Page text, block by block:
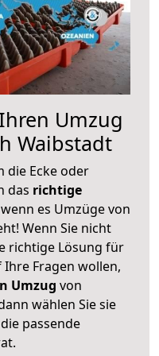
Umzug
Waibstadt
die Ecke oder
das richtige
es Umzüge von
Wenn Sie nicht
richtige Lösung für
Ihre Fragen wollen,
Umzug von
wählen Sie sie
passende